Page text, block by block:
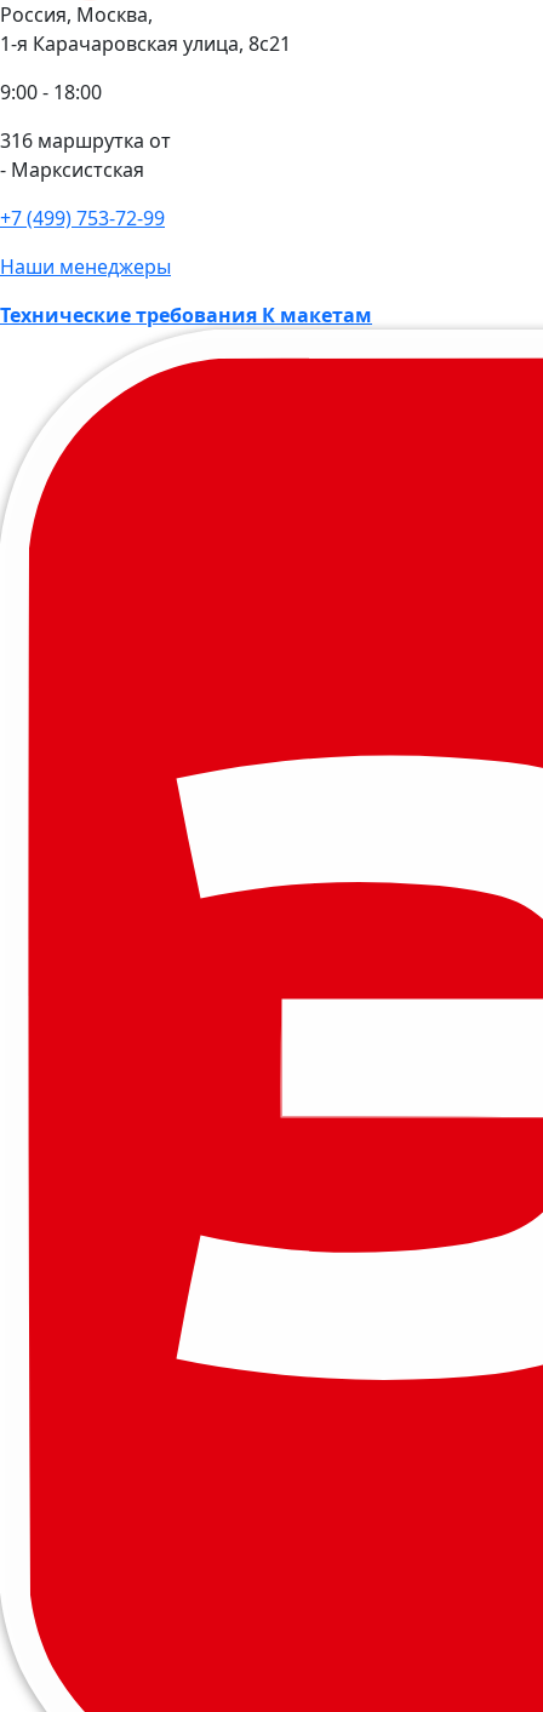
Россия, Москва,
1-я Карачаровская улица, 8с21
9:00 - 18:00
316 маршрутка от
- Марксистская
+7 (499) 753-72-99
Наши менеджеры
Технические требования К макетам